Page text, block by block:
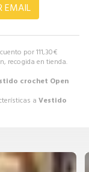
por111,30€
recogida en tienda.
crochet Open
a Vestido
EMAIL